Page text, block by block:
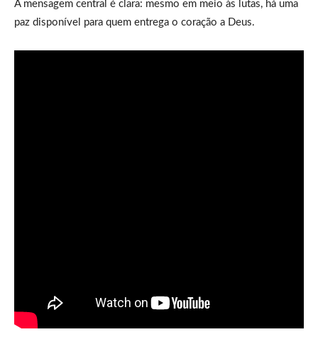
A mensagem central é clara: mesmo em meio às lutas, há uma
paz disponível para quem entrega o coração a Deus.